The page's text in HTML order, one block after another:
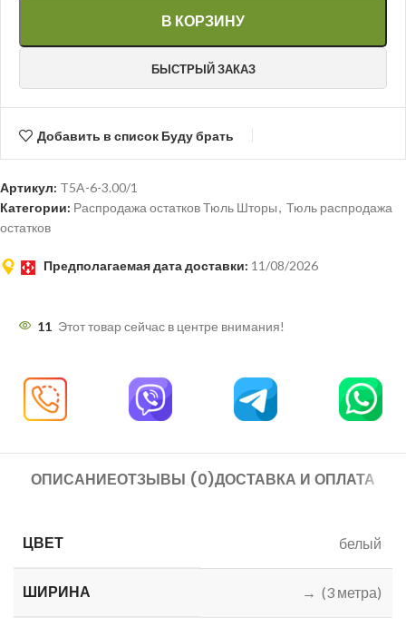
В КОРЗИНУ
БЫСТРЫЙ ЗАКАЗ
Добавить в список Буду брать
Артикул: T5A-6-3.00/1
Категории: Распродажа остатков Тюль Шторы, Тюль распродажа
остатков
Предполагаемая дата доставки: 11/08/2026
11 Этот товар сейчас в центре внимания!
ОПИСАНИЕОТЗЫВЫ (0)ДОСТАВКА И ОПЛАТА
ЦВЕТ белый
ШИРИНА → (3 метра)